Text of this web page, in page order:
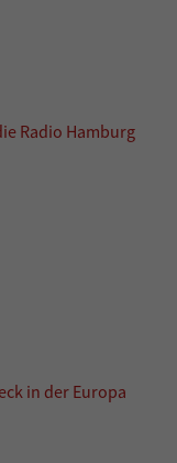
Radio Hamburg
in der Europa